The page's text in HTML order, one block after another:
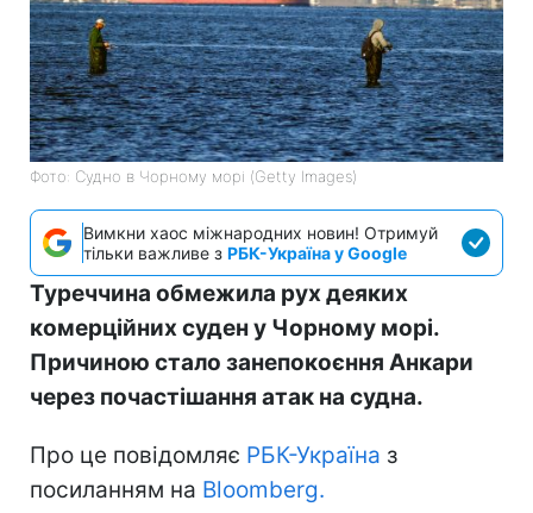
Фото: Судно в Чорному морі (Getty Images)
Вимкни хаос міжнародних новин! Отримуй
тільки важливе з РБК-Україна у Google
Туреччина обмежила рух деяких
комерційних суден у Чорному морі.
Причиною стало занепокоєння Анкари
через почастішання атак на судна.
Про це повідомляє РБК-Україна з
посиланням на Bloomberg.